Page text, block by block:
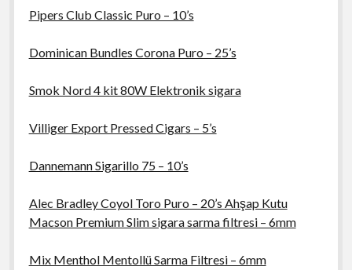
Pipers Club Classic Puro – 10’s
Dominican Bundles Corona Puro – 25’s
Smok Nord 4 kit 80W Elektronik sigara
Villiger Export Pressed Cigars – 5’s
Dannemann Sigarillo 75 – 10’s
Alec Bradley Coyol Toro Puro – 20’s Ahşap Kutu
Macson Premium Slim sigara sarma filtresi – 6mm
Mix Menthol Mentollü Sarma Filtresi – 6mm